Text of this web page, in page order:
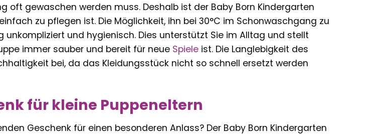
oft gewaschen werden muss. Deshalb ist der Baby Born Kindergarten
zu pflegen ist. Die Möglichkeit, ihn bei 30°C im Schonwaschgang zu
unkompliziert und hygienisch. Dies unterstützt Sie im Alltag und stellt
immer sauber und bereit für neue Spieleist. Die Langlebigkeit des
bei, da das Kleidungsstück nicht so schnell ersetzt werden
für kleine Puppeneltern
Geschenk für einen besonderen Anlass? Der Baby Born Kindergarten